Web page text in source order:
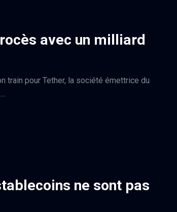
avec un milliard
train pour Tether, la société émettrice du
ne sont pas